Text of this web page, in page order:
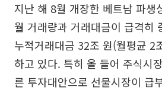
지난 해 8월 개장한 베트남 파생
월 거래량과 거래대금이 급격히
누적거래대금 32조 원(월평균 2
하고 있다. 특히 올 들어 주식시
른 투자대안으로 선물시장이 급